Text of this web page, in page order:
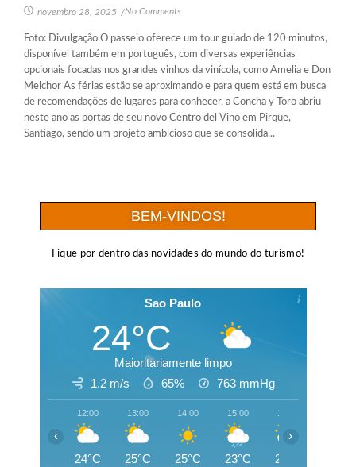
novembro 28, 2025 /No Comments
Foto: Divulgação O passeio oferece um tour guiado de 120 minutos,
disponível também em português, com diversas experiências
opcionais focadas nos grandes vinhos da vinícola, como Amelia e Don
Melchor As férias estão se aproximando e para quem está em busca
de recomendações de lugares para conhecer, a Concha y Toro abriu
neste ano as portas de seu novo Centro del Vino em Pirque,
Santiago, sendo um projeto ambicioso que se consolida...
BEM-VINDOS!
Fique por dentro das novidades do mundo do turismo!
Sao Paulo
24°C
Maioritariamente limpo
1.2 m/s
65% 763 mmHg
12:00
24°C
13:00
25°C
14:00
25°C
15:00
23°C
16:00
20°C
‹ ›